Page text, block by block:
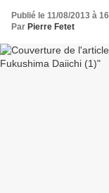
Publié le 11/08/2013 à
Par Pierre Fetet